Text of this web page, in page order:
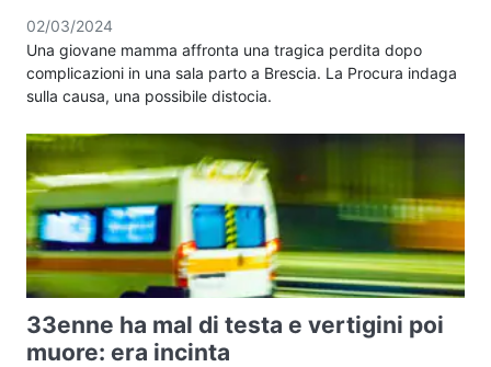
02/03/2024
Una giovane mamma affronta una tragica perdita dopo
complicazioni in una sala parto a Brescia. La Procura indaga
sulla causa, una possibile distocia.
33enne ha mal di testa e vertigini poi
muore: era incinta